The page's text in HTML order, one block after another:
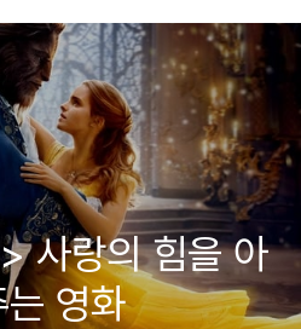
사랑의 힘을 아
영화